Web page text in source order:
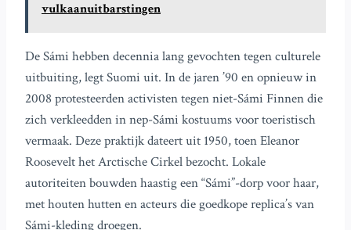
vulkaanuitbarstingen
De Sámi hebben decennia lang gevochten tegen culturele
uitbuiting, legt Suomi uit. In de jaren ’90 en opnieuw in
2008 protesteerden activisten tegen niet-Sámi Finnen die
zich verkleedden in nep-Sámi kostuums voor toeristisch
vermaak. Deze praktijk dateert uit 1950, toen Eleanor
Roosevelt het Arctische Cirkel bezocht. Lokale
autoriteiten bouwden haastig een “Sámi”-dorp voor haar,
met houten hutten en acteurs die goedkope replica’s van
Sámi-kleding droegen.